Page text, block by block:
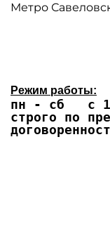
Метро
Режим работы:
пн - сб с
строго по